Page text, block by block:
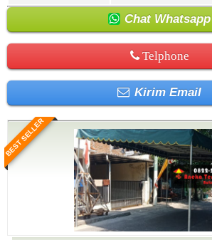
Chat Whatsapp
Telphone
Kirim Email
BEST SELLER